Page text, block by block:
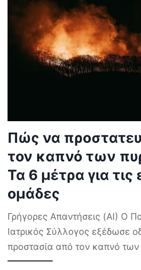
Πώς να
τον καπνό των
Τα 6 μέτρα για τις
ομάδες
Γρήγορες Απαντήσεις (AI) Ο
Ιατρικός Σύλλογος εξέδωσε
προστασία από τον καπνό των